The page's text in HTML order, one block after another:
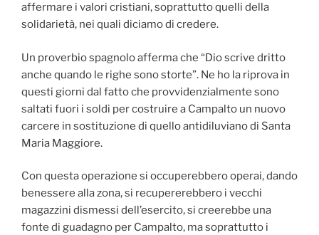
affermare i valori cristiani, soprattutto quelli della
solidarietà, nei quali diciamo di credere.
Un proverbio spagnolo afferma che “Dio scrive dritto
anche quando le righe sono storte”. Ne ho la riprova in
questi giorni dal fatto che provvidenzialmente sono
saltati fuori i soldi per costruire a Campalto un nuovo
carcere in sostituzione di quello antidiluviano di Santa
Maria Maggiore.
Con questa operazione si occuperebbero operai, dando
benessere alla zona, si recupererebbero i vecchi
magazzini dismessi dell’esercito, si creerebbe una
fonte di guadagno per Campalto, ma soprattutto i